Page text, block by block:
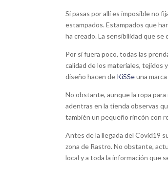
Si pasas por allí es imposible no
estampados. Estampados que
ha creado. La sensibilidad que se
Por si fuera poco, todas las
calidad de los materiales, tejidos
diseño hacen de KiSSeuna
No obstante, aunque la ropa
adentras en la tienda observas
también un pequeño rincón con
Antes de la llegada del Covid19
zona de Rastro. No obstante,
local y a toda la información que